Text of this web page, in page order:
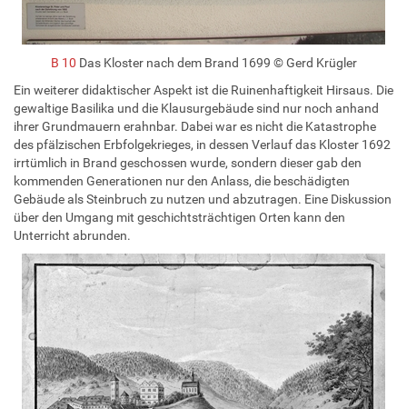
B 10 Das Kloster nach dem Brand 1699 © Gerd Krügler
Ein weiterer didaktischer Aspekt ist die Ruinenhaftigkeit Hirsaus. Die
gewaltige Basilika und die Klausurgebäude sind nur noch anhand
ihrer Grundmauern erahnbar. Dabei war es nicht die Katastrophe
des pfälzischen Erbfolgekrieges, in dessen Verlauf das Kloster 1692
irrtümlich in Brand geschossen wurde, sondern dieser gab den
kommenden Generationen nur den Anlass, die beschädigten
Gebäude als Steinbruch zu nutzen und abzutragen. Eine Diskussion
über den Umgang mit geschichtsträchtigen Orten kann den
Unterricht abrunden.